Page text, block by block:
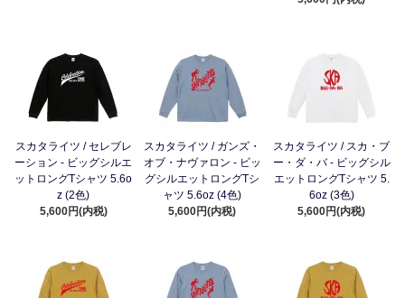
スカタライツ / セレブレ
ーション - ビッグシルエ
ットロングTシャツ 5.6o
z (2色)
5,600円(内税)
スカタライツ / ガンズ・
オブ・ナヴァロン - ビッ
グシルエットロングTシ
ャツ 5.6oz (4色)
5,600円(内税)
スカタライツ / スカ・ブ
ー・ダ・バ - ビッグシル
エットロングTシャツ 5.
6oz (3色)
5,600円(内税)